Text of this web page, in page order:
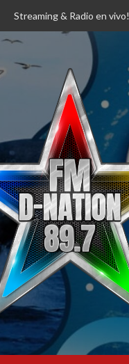
Streaming & Radio en vivo!